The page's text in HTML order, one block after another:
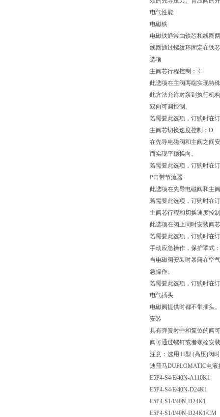
电气性能
电磁铁
电磁铁通常由铁芯和线圈
线圈通过螺纹环固定在铁
选项
主阀芯行程控制： C
此选项在主阀两端实现特
此方法允许对泵到执行机
双向可调控制。
若需要此选项，订购时在
主阀芯切换速度控制：D
在先导电磁阀和主阀之间
而实现平稳换向。
若需要此选项，订购时在
P口带节流器
此选项在先导电磁阀和主
若需要此选项，订购时在
主阀芯行程和切换速度控
此选项在阀上同时安装阀
若需要此选项，订购时在
手动应急操作，保护罩式
当电磁阀安装时暴露在空
急操作。
若需要此选项，订购时在
电气插头
电磁阀提供时都不带插头
安装
具有弹簧对中和复位的阀
阀可通过螺钉或者螺栓安
注意：选用 H型 (高压)阀
迪普马DUPLOMATIC电
E5P4-S4/E/40N-A110K1
E5P4-S4/E/40N-D24K1
E5P4-S1/I/40N-D24K1
E5P4-S1/I/40N-D24K1/CM